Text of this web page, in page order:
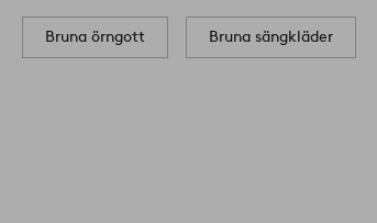
Bruna örngott Bruna sängkläder